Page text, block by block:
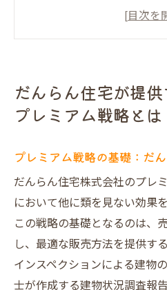
顧客満足度向上の
他社と差別化するた
めのインスペクションの
インスペクション
信頼性を高める建
プロが教えるインス
インスペクションで
買主の関心を引く
だんらん住宅が提
プレミアム戦略とは
プレミアム戦略の基礎：だ
だんらん住宅株式会社のプレ
において他に類を見ない効果
この戦略の基礎となるのは、
し、最適な販売方法を提供す
インスペクションによる建物
士が作成する建物状況調査報